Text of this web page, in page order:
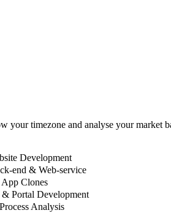
your timezone and analyse your market
Development
end & Web-service
Clones
Portal Development
Analysis